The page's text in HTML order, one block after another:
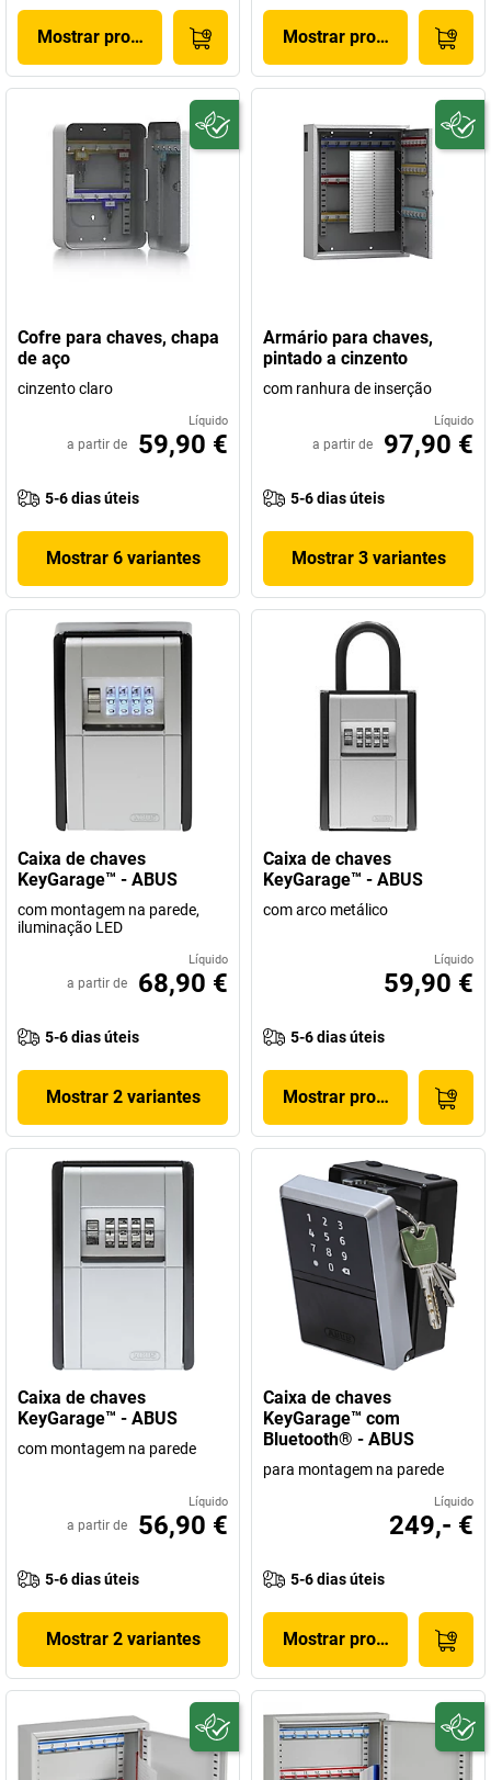
Mostrar produto Mostrar produto
Cofre para chaves, chapa
de aço
cinzento claro
Líquido
a partir de 59,90 €
5-6 dias úteis
Mostrar 6 variantes
Armário para chaves,
pintado a cinzento
com ranhura de inserção
Líquido
a partir de 97,90 €
5-6 dias úteis
Mostrar 3 variantes
Caixa de chaves
KeyGarage™ - ABUS
com montagem na parede,
iluminação LED
Líquido
a partir de 68,90 €
5-6 dias úteis
Mostrar 2 variantes
Caixa de chaves
KeyGarage™ - ABUS
com arco metálico
Líquido
59,90 €
5-6 dias úteis
Mostrar produto
Caixa de chaves
KeyGarage™ - ABUS
com montagem na parede
Líquido
a partir de 56,90 €
5-6 dias úteis
Mostrar 2 variantes
Caixa de chaves
KeyGarage™ com
Bluetooth® - ABUS
para montagem na parede
Líquido
249,- €
5-6 dias úteis
Mostrar produto